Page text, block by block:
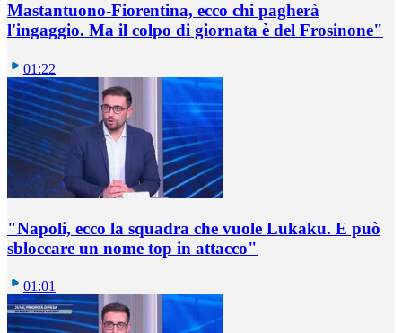
Mastantuono-Fiorentina, ecco chi pagherà
l'ingaggio. Ma il colpo di giornata è del Frosinone"
01:22
"Napoli, ecco la squadra che vuole Lukaku. E può
sbloccare un nome top in attacco"
01:01